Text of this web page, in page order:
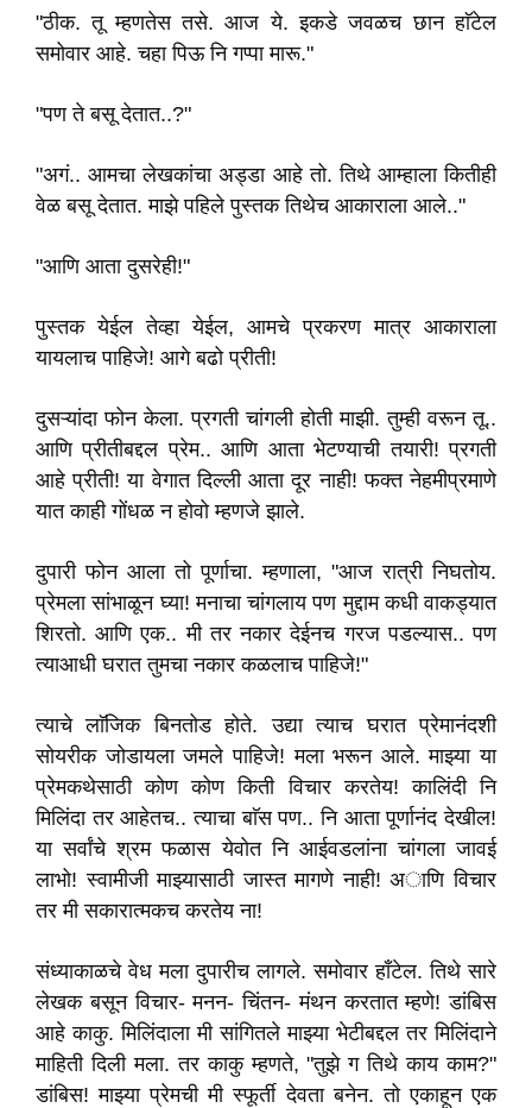
"ठीक. तू म्हणतेस तसे. आज ये. इकडे जवळच छान हाॅटेल
समोवार आहे. चहा पिऊ नि गप्पा मारू."
"पण ते बसू देतात..?"
"अगं.. आमचा लेखकांचा अड्डा आहे तो. तिथे आम्हाला कितीही
वेळ बसू देतात. माझे पहिले पुस्तक तिथेच आकाराला आले.."
"आणि आता दुसरेही!"
पुस्तक येईल तेव्हा येईल, आमचे प्रकरण मात्र आकाराला
यायलाच पाहिजे! आगे बढो प्रीती!
दुसऱ्यांदा फोन केला. प्रगती चांगली होती माझी. तुम्ही वरून तू..
आणि प्रीतीबद्दल प्रेम.. आणि आता भेटण्याची तयारी! प्रगती
आहे प्रीती! या वेगात दिल्ली आता दूर नाही! फक्त नेहमीप्रमाणे
यात काही गोंधळ न होवो म्हणजे झाले.
दुपारी फोन आला तो पूर्णाचा. म्हणाला, "आज रात्री निघतोय.
प्रेमला सांभाळून घ्या! मनाचा चांगलाय पण मुद्दाम कधी वाकड्यात
शिरतो. आणि एक.. मी तर नकार देईनच गरज पडल्यास.. पण
त्याआधी घरात तुमचा नकार कळलाच पाहिजे!"
त्याचे लाॅजिक बिनतोड होते. उद्या त्याच घरात प्रेमानंदशी
सोयरीक जोडायला जमले पाहिजे! मला भरून आले. माझ्या या
प्रेमकथेसाठी कोण कोण किती विचार करतेय! कालिंदी नि
मिलिंदा तर आहेतच.. त्याचा बाॅस पण.. नि आता पूर्णानंद देखील!
या सर्वांचे श्रम फळास येवोत नि आईवडलांना चांगला जावई
लाभो! स्वामीजी माझ्यासाठी जास्त मागणे नाही! अाणि विचार
तर मी सकारात्मकच करतेय ना!
संध्याकाळचे वेध मला दुपारीच लागले. समोवार हाँटेल. तिथे सारे
लेखक बसून विचार- मनन- चिंतन- मंथन करतात म्हणे! डांबिस
आहे काकु. मिलिंदाला मी सांगितले माझ्या भेटीबद्दल तर मिलिंदाने
माहिती दिली मला. तर काकु म्हणते, "तुझे ग तिथे काय काम?"
डांबिस! माझ्या प्रेमची मी स्फूर्ती देवता बनेन. तो एकाहून एक